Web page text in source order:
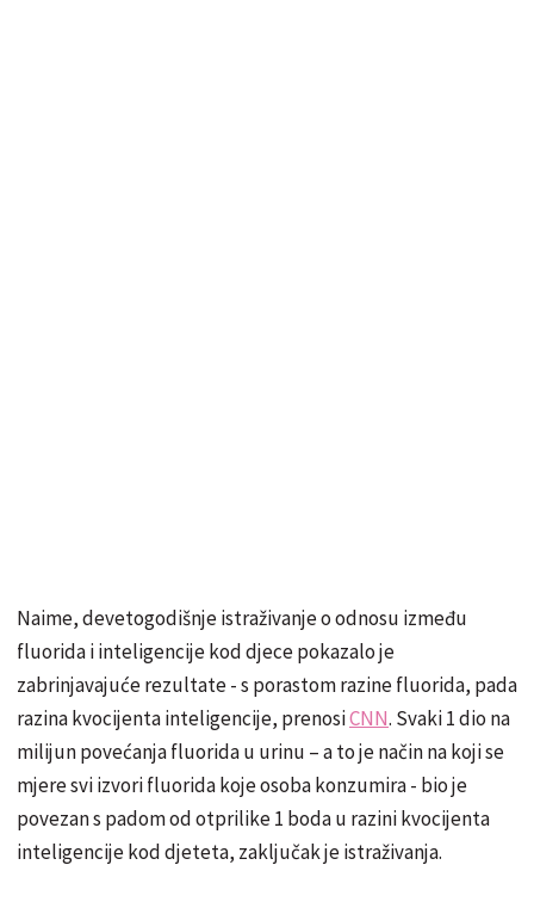
Naime, devetogodišnje istraživanje o odnosu između
fluorida i inteligencije kod djece pokazalo je
zabrinjavajuće rezultate - s porastom razine fluorida, pada
razina kvocijenta inteligencije, prenosiCNN. Svaki 1 dio na
milijun povećanja fluorida u urinu – a to je način na koji se
mjere svi izvori fluorida koje osoba konzumira - bio je
povezan s padom od otprilike 1 boda u razini kvocijenta
inteligencije kod djeteta, zaključak je istraživanja.